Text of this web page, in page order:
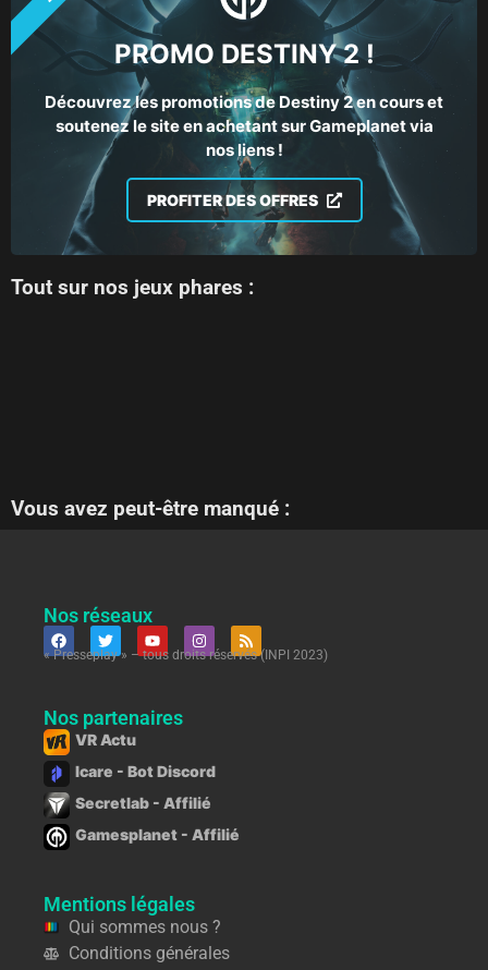
PROMO DESTINY 2 !
Découvrez les promotions de Destiny 2 en cours et
soutenez le site en achetant sur Gameplanet via
nos liens !
PROFITER DES OFFRES
Tout sur nos jeux phares :
Vous avez peut-être manqué :
Nos réseaux
« Presseplay » – tous droits réservés (INPI 2023)
Nos partenaires
VR Actu
Icare - Bot Discord
Secretlab - Affilié
Gamesplanet - Affilié
Mentions légales
Qui sommes nous ?
Conditions générales